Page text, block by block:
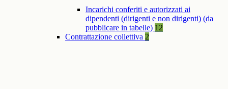
Incarichi conferiti e autorizzati ai
dipendenti (dirigenti e non dirigenti) (da
pubblicare in tabelle) 12
Contrattazione collettiva 2